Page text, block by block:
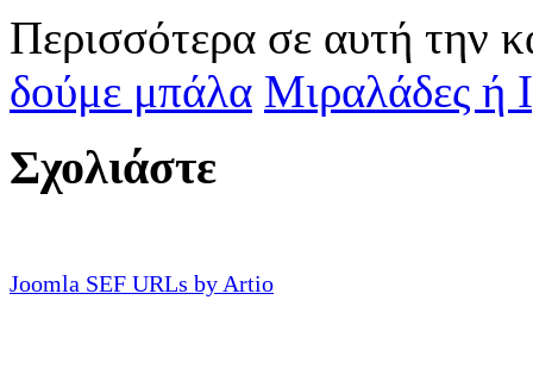
Περισσότερα σε αυτή την
δούμε μπάλα Μιραλάδες ή
Σχολιάστε
Joomla SEF URLs by Artio